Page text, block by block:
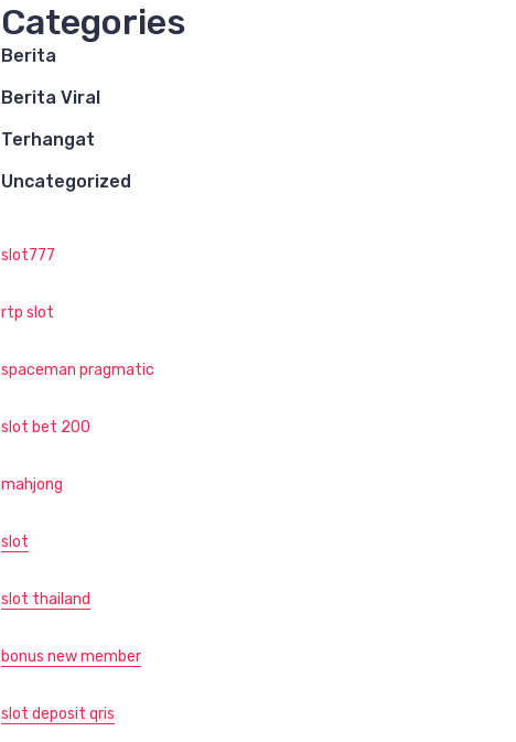
Categories
Berita
Berita Viral
Terhangat
Uncategorized
slot777
rtp slot
spaceman pragmatic
slot bet 200
mahjong
slot
slot thailand
bonus new member
slot deposit qris